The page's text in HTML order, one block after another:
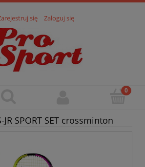
się Zaloguj się
SPORT SET crossminton